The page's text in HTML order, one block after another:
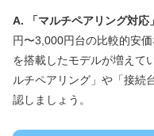
A. 「マルチペアリング対応
円〜3,000円台の比較的安
を搭載したモデルが増えて
ルチペアリング」や「接続
認しましょう。